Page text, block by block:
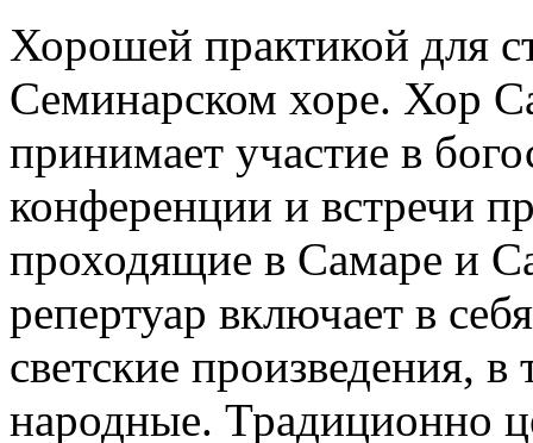
Хорошей практикой для
Семинарском хоре. Хор
принимает участие в
конференции и встречи
проходящие в Самаре и
репертуар включает в
светские произведения,
народные. Традиционно